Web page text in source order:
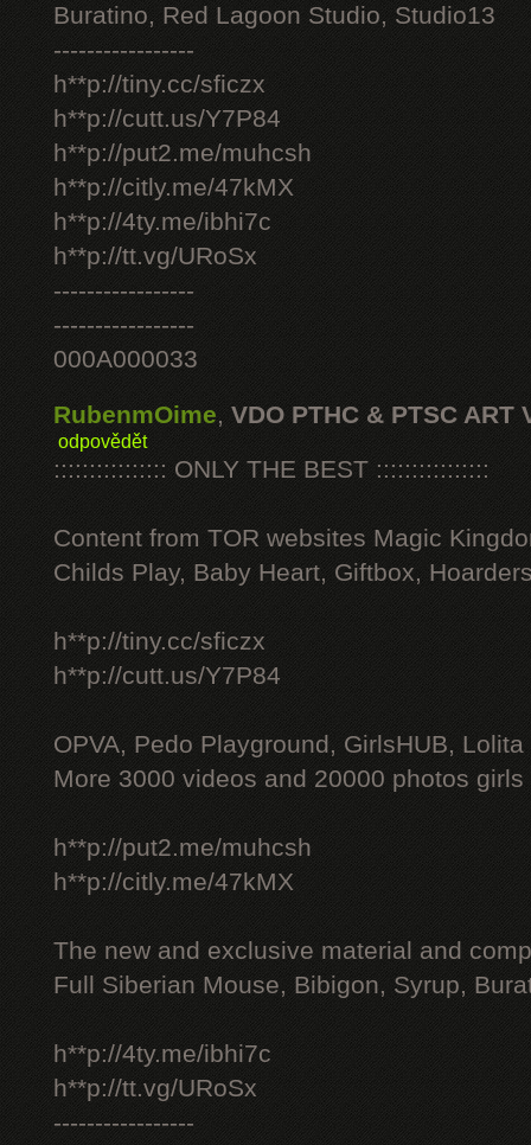
Buratino, Red Lagoon Studio, Studio13
-----------------
h**p://tiny.cc/sficzx
h**p://cutt.us/Y7P84
h**p://put2.me/muhcsh
h**p://citly.me/47kMX
h**p://4ty.me/ibhi7c
h**p://tt.vg/URoSx
-----------------
-----------------
000A000033
RubenmOime, VDO PTHC & PTSC ART
odpovědět
:::::::::::::::: ONLY THE BEST ::::::::::::::::
Content from TOR websites Magic
Childs Play, Baby Heart, Giftbox,
h**p://tiny.cc/sficzx
h**p://cutt.us/Y7P84
OPVA, Pedo Playground, GirlsHUB, Lolita
More 3000 videos and 20000 photos
h**p://put2.me/muhcsh
h**p://citly.me/47kMX
The new and exclusive material and
Full Siberian Mouse, Bibigon, Syrup,
h**p://4ty.me/ibhi7c
h**p://tt.vg/URoSx
-----------------